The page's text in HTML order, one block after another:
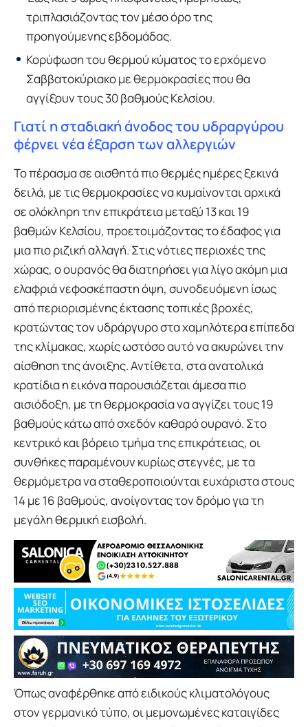
τριπλασιάζοντας τον μέσο όρο της
προηγούμενης εβδομάδας.
Κορύφωση του θερμού κύματος το ερχόμενο
Σαββατοκύριακο με θερμοκρασίες που θα
αγγίξουν τους 30 βαθμούς Κελσίου.
Γιατί η σταδιακή άνοδος του υδραργύρου
φέρνει νέα έξαρση των αλλεργιών
Το πέρασμα σε αισθητά πιο θερμές ημέρες ξεκινά
δειλά, με τις θερμοκρασίες να κυμαίνονται αρχικά
σε ολόκληρη την επικράτεια μεταξύ 13 και 19
βαθμών Κελσίου, προετοιμάζοντας το έδαφος για
μια πιο ριζική αλλαγή. Στις νότιες περιοχές της
χώρας, ο ουρανός θα διατηρήσει για λίγο ακόμη μια
ελαφριά νεφοσκέπαστη όψη, συνοδευόμενη ίσως
από περιορισμένης έκτασης τοπικές βροχές,
κρατώντας τον υδράργυρο στα χαμηλότερα επίπεδα
της κλίμακας, χωρίς ωστόσο αυτό να ακυρώνει την
αίσθηση της άνοιξης. Αντίθετα, στα ανατολικά
κρατίδια η εικόνα παρουσιάζεται άμεσα πιο
αισιόδοξη, με τη θερμοκρασία να αγγίζει τους 19
βαθμούς κάτω από σχεδόν καθαρό ουρανό. Στο
κεντρικό και βόρειο τμήμα της επικράτειας, οι
συνθήκες παραμένουν κυρίως στεγνές, με τα
θερμόμετρα να σταθεροποιούνται ευχάριστα στους
14 με 16 βαθμούς, ανοίγοντας τον δρόμο για τη
μεγάλη θερμική εισβολή.
Όπως αναφέρθηκε από ειδικούς κλιματολόγους
στον γερμανικό τύπο, οι μεμονωμένες καταιγίδες